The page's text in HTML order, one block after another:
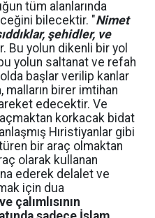
tüm alanlarında
bilecektir. "Nimet
şehidler, ve
Bu yolun dikenli bir yol
yolun saltanat ve refah
başlar verilip kanlar
malların birer imtihan
edecektir. Ve
korkacak bidat
Hıristiyanlar gibi
bir araç olmaktan
olarak kullanan
ederek delalet ve
için dua
çalımlısının